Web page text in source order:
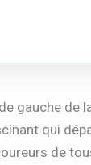
gauche de
qui
de